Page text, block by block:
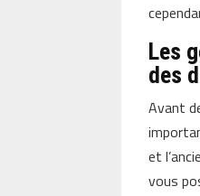
Les
des
Avant
et
vous